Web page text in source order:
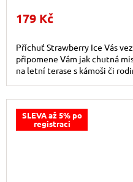
179 Kč
Příchuť Strawberry Ice Vás
připomene Vám jak chutná
na letní terase s kámoši či
SLEVA až 5% po
registraci